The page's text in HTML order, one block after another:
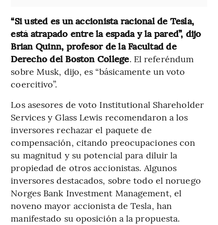
“Si usted es un accionista racional de Tesla,
está atrapado entre la espada y la pared”, dijo
Brian Quinn, profesor de la Facultad de
Derecho del Boston College. El referéndum
sobre Musk, dijo, es “básicamente un voto
coercitivo”.
Los asesores de voto Institutional Shareholder
Services y Glass Lewis recomendaron a los
inversores rechazar el paquete de
compensación, citando preocupaciones con
su magnitud y su potencial para diluir la
propiedad de otros accionistas. Algunos
inversores destacados, sobre todo el noruego
Norges Bank Investment Management, el
noveno mayor accionista de Tesla, han
manifestado su oposición a la propuesta.